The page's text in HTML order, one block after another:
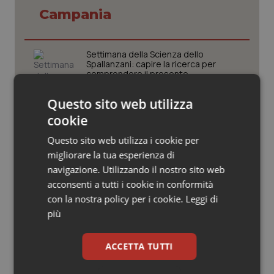
Oncologia & Nutrizione
Psoriasi & pelle
Quotidiano Cardiologia
Quotidiano Chirurgia
Quotidiano Oncologia
Quotidiano Pediatria
Rene & patologie urogenitali
Campania
Settimana della Scienza dello
Spallanzani: capire la ricerca per
comprendere il presente
Regione Lombardia scrive al ministro
Schillaci: “Gli attuali indicatori non
Case di comunità. La sfida ora è
riempirle di professionisti e servizi. Il
punto della Conferenza delle Regioni
criticità riscontrate, stop al
laboratorio di Embriologia
Questo sito web utilizza
cookie
Questo sito web utilizza i cookie per
migliorare la tua esperienza di
navigazione. Utilizzando il nostro sito web
acconsenti a tutti i cookie in conformità
con la nostra policy per i cookie. Leggi di
più
ACCETTA TUTTI